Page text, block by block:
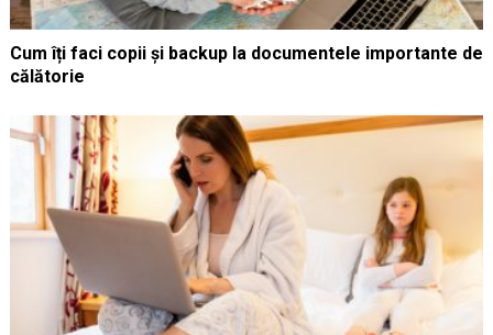
Cum îți faci copii și backup la documentele importante de
călătorie